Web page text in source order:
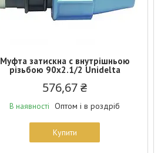
Муфта затискна c внутрішньою
різьбою 90х2.1/2 Unidelta
576,67 ₴
В наявності Оптом і в роздріб
Купити